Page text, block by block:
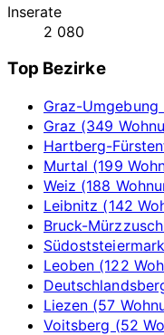
Inserate
2 080
Top Bezirke
Graz-Umgebung
Graz (349
Hartberg-
Murtal (199
Weiz (188
Leibnitz (142
Bruck-
Leoben (122
Liezen (57
Voitsberg (52